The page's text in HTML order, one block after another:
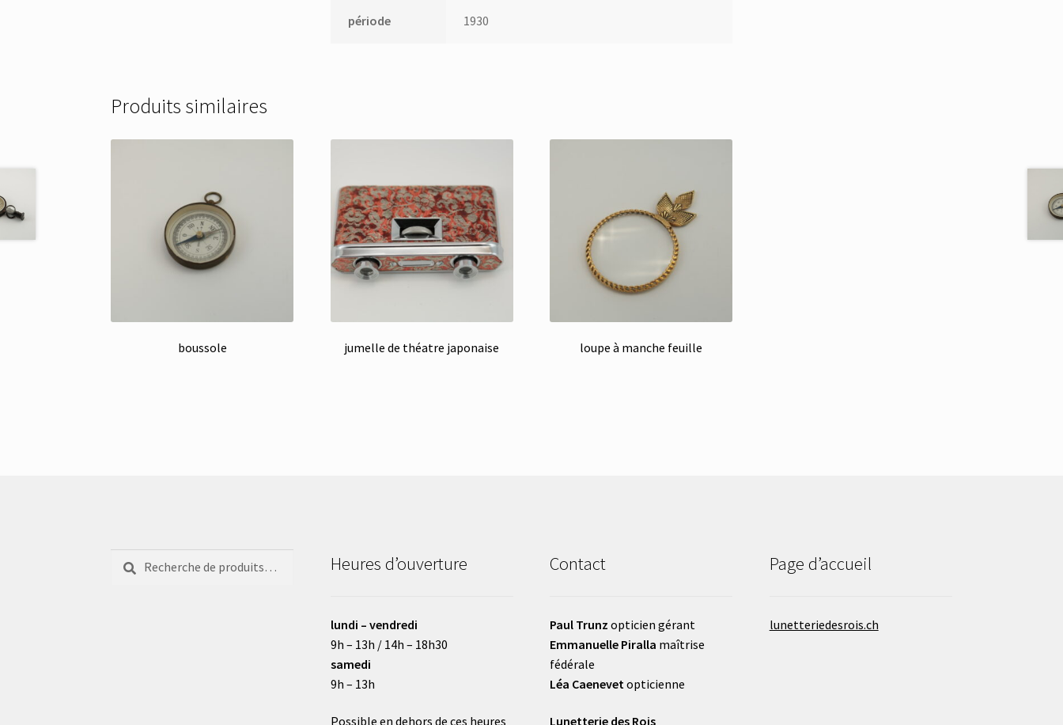
période 1930
Produits similaires
boussole jumelle de théatre japonaise loupe à manche feuille
Recherche
pour :
Recherche Heures d’ouverture
lundi – vendredi
9h – 13h / 14h – 18h30
samedi
9h – 13h
Possible en dehors de ces heures
Contact
Paul Trunz opticien gérant
Emmanuelle Piralla maîtrise
fédérale
Léa Caenevet opticienne
Lunetterie des Rois
Page d’accueil
lunetteriedesrois.ch